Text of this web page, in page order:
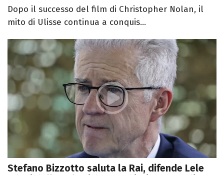
Dopo il successo del film di Christopher Nolan, il
mito di Ulisse continua a conquis...
Stefano Bizzotto saluta la Rai, difende Lele